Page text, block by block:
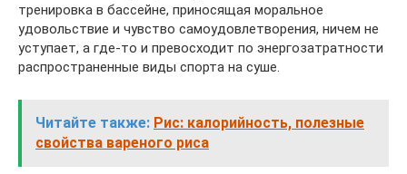
тренировка в бассейне, приносящая моральное
удовольствие и чувство самоудовлетворения, ничем не
уступает, а где-то и превосходит по энергозатратности
распространенные виды спорта на суше.
Читайте также: Рис: калорийность, полезные
свойства вареного риса